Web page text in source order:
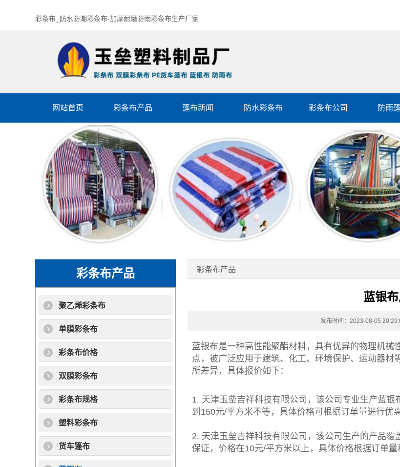
彩条布_防水防潮彩条布-加厚耐磨防雨彩条布生产厂家
网站首页 彩条布产品 篷布新闻 防水彩条布 彩条布公司 防雨
彩条布产品
聚乙烯彩条布
单膜彩条布
彩条布价格
双膜彩条布
彩条布规格
塑料彩条布
货车篷布
彩条布产品
蓝银
发布时间：2023-08-05
蓝银布是一种高性能聚酯材料，具有优异的物理机
点，被广泛应用于建筑、化工、环境保护、运动器材
所差异，具体报价如下：
1. 天津玉垒吉祥科技有限公司，该公司专业生产蓝银
到150元/平方米不等，具体价格可根据订单量进行优惠
2. 天津玉垒吉祥科技有限公司，该公司生产的产品覆
保证，价格在10元/平方米以上，具体价格根据订单量